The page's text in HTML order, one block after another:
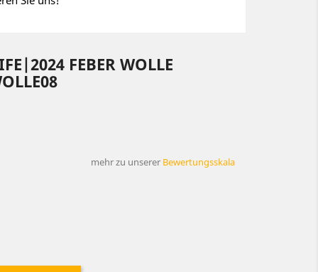
FEBER WOLLE
mehr zu unserer Bewertungsskala